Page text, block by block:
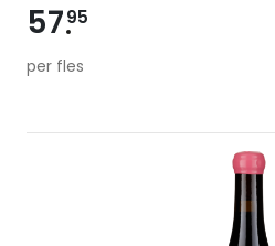
5795
per fles